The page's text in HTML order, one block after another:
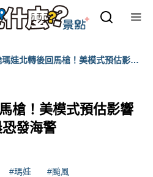
娃北轉後回馬槍！美模式預估影響
槍！美模式預估影響
發海警
#瑪娃 #颱風